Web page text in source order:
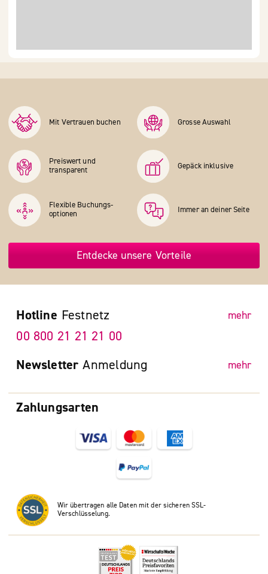
Mit Vertrauen buchen Grosse Auswahl
Preiswert und
transparent
Gepäck inklusive
Flexible Buchungs­
optionen
Immer an deiner Seite
Entdecke unsere Vorteile
Zahlungsarten
Wir übertragen alle Daten mit der sicheren SSL-
Verschlüsselung.
Hotline Festnetz mehr
00 800 21 21 21 00
Newsletter Anmeldung mehr